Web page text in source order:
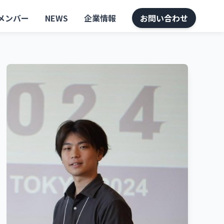
ンバー NEWS 企業情報 お問い合わせ